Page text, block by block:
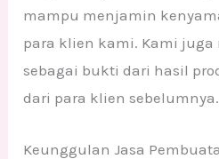
mampu menjamin
para klien kami. Kami
sebagai bukti dari hasil
dari para klien sebelumnya.
Keunggulan Jasa